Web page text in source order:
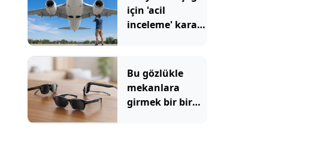
için 'acil
inceleme' kararı:
Bu gözlükle
mekanlara
girmek bir bir